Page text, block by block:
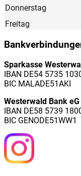
Donnerstag
Freitag
Sparkasse
IBAN DE54 5735
BIC MALADE51AKI
Westerwald Bank eG
IBAN DE58 5739
BIC GENODE51WW1